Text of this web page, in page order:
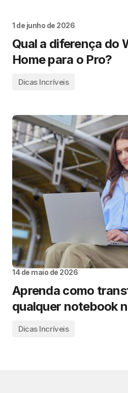
1 de junho de 2026
Qual a diferença do
Home para o Pro?
Dicas Incríveis
14 de maio de 2026
Aprenda como
qualquer notebook
Dicas Incríveis